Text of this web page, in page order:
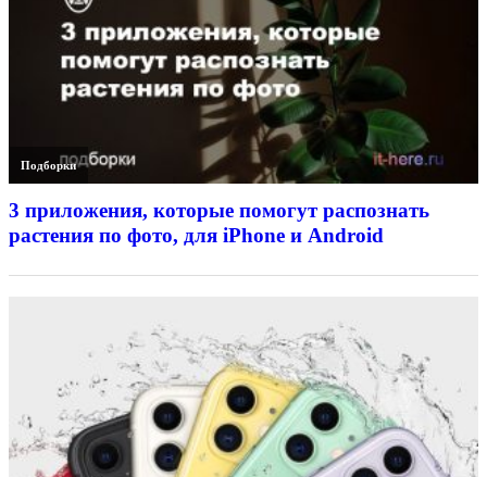
Подборки
3 приложения, которые помогут распознать
растения по фото, для iPhone и Android